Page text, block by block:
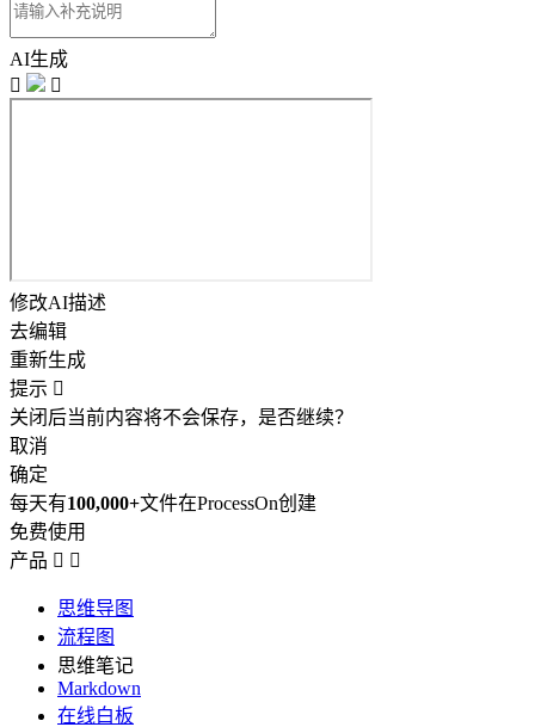
AI生成


修改AI描述
去编辑
重新生成
提示 
关闭后当前内容将不会保存，是否继续？
取消
确定
每天有100,000+文件在ProcessOn创建
免费使用
产品  
思维导图
流程图
思维笔记
Markdown
在线白板